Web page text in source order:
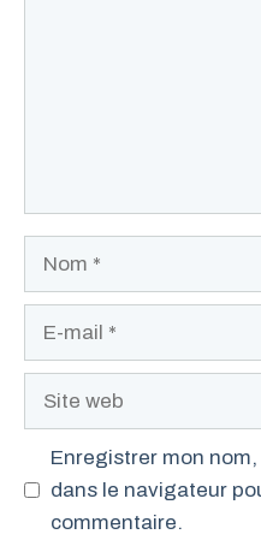
Site
Enregistrer mon
dans le navigateur
commentaire.